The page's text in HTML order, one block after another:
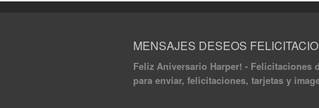
MENSAJES DESEOS
Feliz Aniversario Harper! - Felicitaciones
para enviar, felicitaciones, tarjetas y